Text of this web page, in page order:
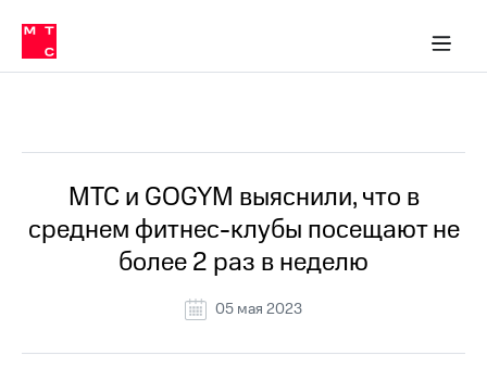
Медиа-центр
и акционерам
Устойчивое развитие
Комплаенс и деловая этика
компании
Карьера
История
компании
Руководство
информация
в МТС
Пресс-
релизы
МТС
о технологиях
МТС и GOGYM выяснили, что в
среднем фитнес-клубы посещают не
более 2 раз в неделю
05 мая 2023